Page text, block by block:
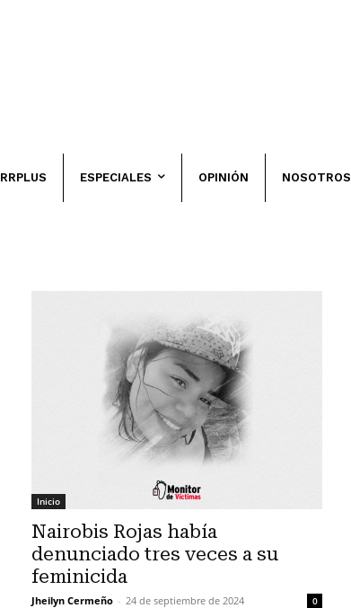
RRPLUS ESPECIALES OPINIÓN NOSOTROS
Inicio
Nairobis Rojas había
denunciado tres veces a su
feminicida
Jheilyn Cermeño - 24 de septiembre de 2024 0